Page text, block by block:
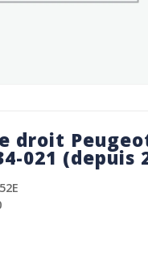
droit
021 (depuis